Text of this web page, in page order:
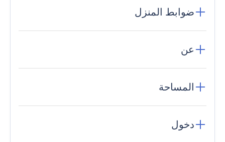
ضوابط المنزل
عن
المساحة
دخول